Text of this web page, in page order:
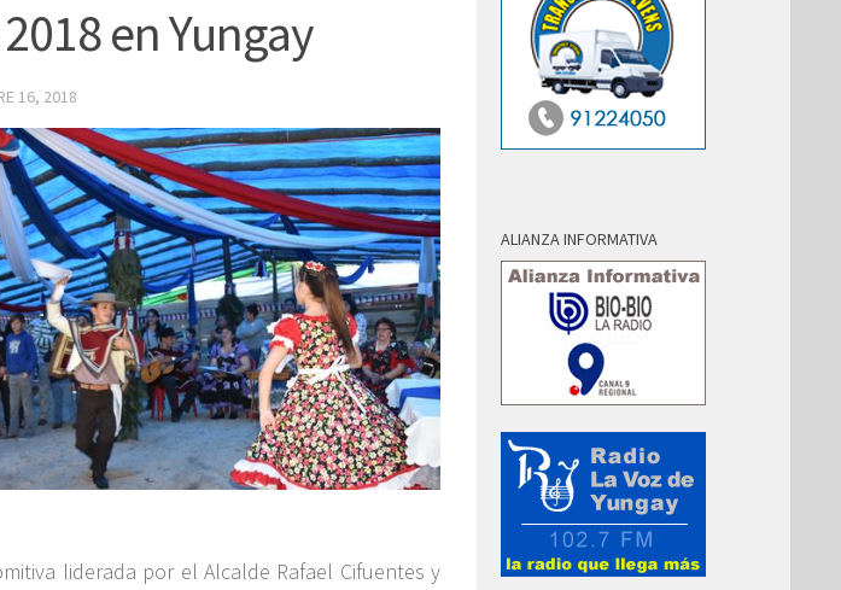
en Yungay
16, 2018
liderada por el Alcalde Rafael Cifuentes y
ALIANZA INFORMATIVA